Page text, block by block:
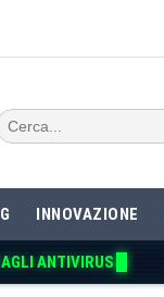
INNOVAZIONE
ANTIVIRUS